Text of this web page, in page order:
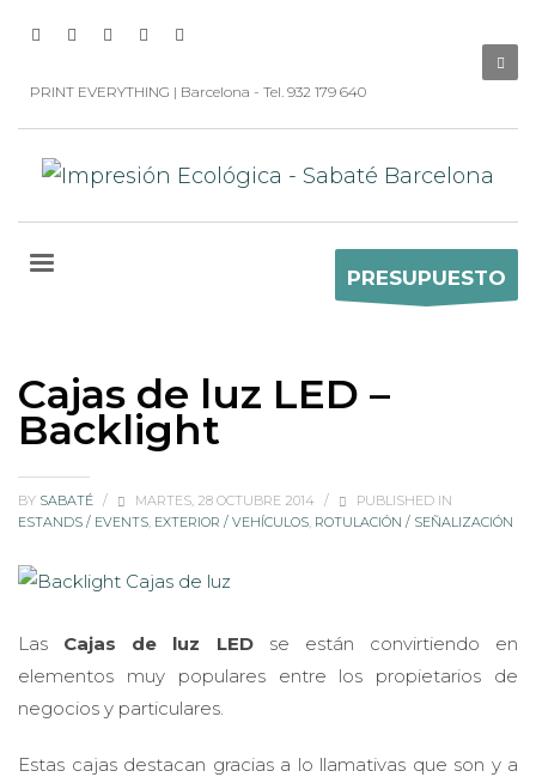
PRINT EVERYTHING | Barcelona - Tel. 932 179 640
PRESUPUESTO
Cajas de luz LED –
Backlight
BY SABATÉ / MARTES, 28 OCTUBRE 2014 /
PUBLISHED IN
ESTANDS / EVENTS, EXTERIOR / VEHÍCULOS, ROTULACIÓN / SEÑALIZACIÓN
Las Cajas de luz LEDse están convirtiendo en
elementos muy populares entre los propietarios de
negocios y particulares.
Estas cajas destacan gracias a lo llamativas que son y a